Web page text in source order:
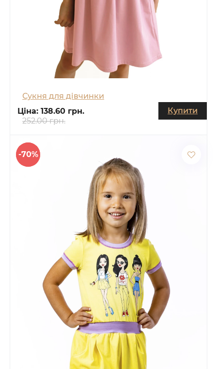
Сукня для дівчинки
Ціна: 138.60 грн.
252.00 грн.
Купити
-70%